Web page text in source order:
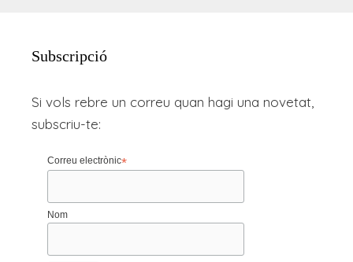
Subscripció
Si vols rebre un correu quan hagi una novetat,
subscriu-te:
Correu electrònic*
Nom